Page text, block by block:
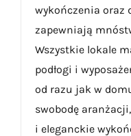
wykończenia oraz
zapewniają
Wszystkie lokale
podłogi i
od razu jak w
swobodę
i eleganckie